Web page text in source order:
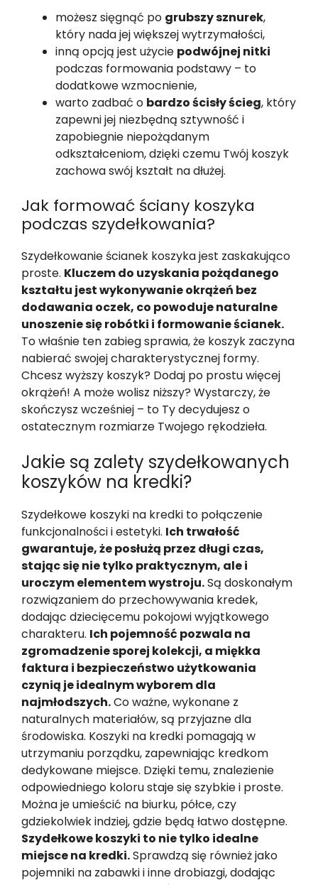
możesz sięgnąć po grubszy sznurek,
który nada jej większej wytrzymałości,
inną opcją jest użycie podwójnej nitki
podczas formowania podstawy – to
dodatkowe wzmocnienie,
warto zadbać o bardzo ścisły ścieg, który
zapewni jej niezbędną sztywność i
zapobiegnie niepożądanym
odkształceniom, dzięki czemu Twój koszyk
zachowa swój kształt na dłużej.
Jak formować ściany koszyka
podczas szydełkowania?
Szydełkowanie ścianek koszyka jest zaskakująco
proste. Kluczem do uzyskania pożądanego
kształtu jest wykonywanie okrążeń bez
dodawania oczek, co powoduje naturalne
unoszenie się robótki i formowanie ścianek.
To właśnie ten zabieg sprawia, że koszyk zaczyna
nabierać swojej charakterystycznej formy.
Chcesz wyższy koszyk? Dodaj po prostu więcej
okrążeń! A może wolisz niższy? Wystarczy, że
skończysz wcześniej – to Ty decydujesz o
ostatecznym rozmiarze Twojego rękodzieła.
Jakie są zalety szydełkowanych
koszyków na kredki?
Szydełkowe koszyki na kredki to połączenie
funkcjonalności i estetyki. Ich trwałość
gwarantuje, że posłużą przez długi czas,
stając się nie tylko praktycznym, ale i
uroczym elementem wystroju.Są doskonałym
rozwiązaniem do przechowywania kredek,
dodając dziecięcemu pokojowi wyjątkowego
charakteru. Ich pojemność pozwala na
zgromadzenie sporej kolekcji, a miękka
faktura i bezpieczeństwo użytkowania
czynią je idealnym wyborem dla
najmłodszych.Co ważne, wykonane z
naturalnych materiałów, są przyjazne dla
środowiska. Koszyki na kredki pomagają w
utrzymaniu porządku, zapewniając kredkom
dedykowane miejsce. Dzięki temu, znalezienie
odpowiedniego koloru staje się szybkie i proste.
Można je umieścić na biurku, półce, czy
gdziekolwiek indziej, gdzie będą łatwo dostępne.
Szydełkowe koszyki to nie tylko idealne
miejsce na kredki.Sprawdzą się również jako
pojemniki na zabawki i inne drobiazgi, dodając